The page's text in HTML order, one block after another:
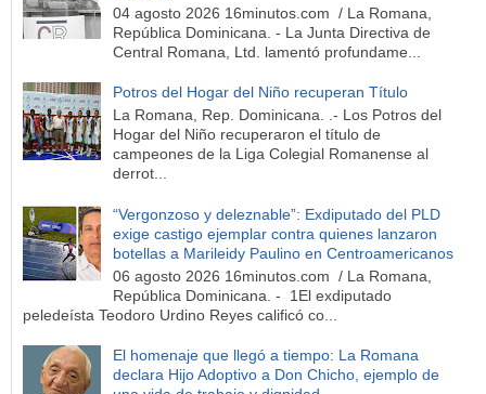
04 agosto 2026 16minutos.com / La Romana,
República Dominicana. - La Junta Directiva de
Central Romana, Ltd. lamentó profundame...
Potros del Hogar del Niño recuperan Título
La Romana, Rep. Dominicana. .- Los Potros del
Hogar del Niño recuperaron el título de
campeones de la Liga Colegial Romanense al
derrot...
“Vergonzoso y deleznable”: Exdiputado del PLD
exige castigo ejemplar contra quienes lanzaron
botellas a Marileidy Paulino en Centroamericanos
06 agosto 2026 16minutos.com / La Romana,
República Dominicana. - 1El exdiputado
peledeísta Teodoro Urdino Reyes calificó co...
El homenaje que llegó a tiempo: La Romana
declara Hijo Adoptivo a Don Chicho, ejemplo de